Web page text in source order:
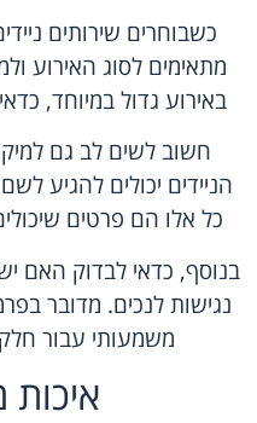
כשבוחרים שירותים
מתאימים לסוג האירוע
באירוע גדול במיוחד,
חשוב לשים לב גם
הניידים יכולים להגיע
כל אלו הם פרטים
בנוסף, כדאי לבדוק האם
נגישות לנכים. מדובר
משמעותי עבור